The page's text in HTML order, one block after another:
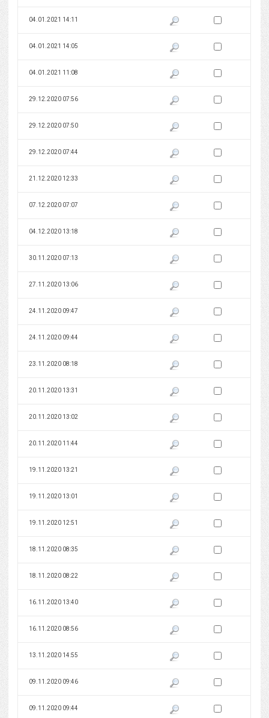
04.01.2021 14:11 Pokaż podgląd wersji z dnia
Zaznacz wersję do
04.01.2021 14:05 Pokaż podgląd wersji z dnia
Zaznacz wersję do
04.01.2021 11:08 Pokaż podgląd wersji z dnia
Zaznacz wersję do
29.12.2020 07:56 Pokaż podgląd wersji z dnia
Zaznacz wersję do
29.12.2020 07:50 Pokaż podgląd wersji z dnia
Zaznacz wersję do
29.12.2020 07:44 Pokaż podgląd wersji z dnia
Zaznacz wersję do
21.12.2020 12:33 Pokaż podgląd wersji z dnia
Zaznacz wersję do
07.12.2020 07:07 Pokaż podgląd wersji z dnia
Zaznacz wersję do
04.12.2020 13:18 Pokaż podgląd wersji z dnia
Zaznacz wersję do
30.11.2020 07:13 Pokaż podgląd wersji z dnia
Zaznacz wersję do
27.11.2020 13:06 Pokaż podgląd wersji z dnia
Zaznacz wersję do
24.11.2020 09:47 Pokaż podgląd wersji z dnia
Zaznacz wersję do
24.11.2020 09:44 Pokaż podgląd wersji z dnia
Zaznacz wersję do
23.11.2020 08:18 Pokaż podgląd wersji z dnia
Zaznacz wersję do
20.11.2020 13:31 Pokaż podgląd wersji z dnia
Zaznacz wersję do
20.11.2020 13:02 Pokaż podgląd wersji z dnia
Zaznacz wersję do
20.11.2020 11:44 Pokaż podgląd wersji z dnia
Zaznacz wersję do
19.11.2020 13:21 Pokaż podgląd wersji z dnia
Zaznacz wersję do
19.11.2020 13:01 Pokaż podgląd wersji z dnia
Zaznacz wersję do
19.11.2020 12:51 Pokaż podgląd wersji z dnia
Zaznacz wersję do
18.11.2020 08:35 Pokaż podgląd wersji z dnia
Zaznacz wersję do
18.11.2020 08:22 Pokaż podgląd wersji z dnia
Zaznacz wersję do
16.11.2020 13:40 Pokaż podgląd wersji z dnia
Zaznacz wersję do
16.11.2020 08:56 Pokaż podgląd wersji z dnia
Zaznacz wersję do
13.11.2020 14:55 Pokaż podgląd wersji z dnia
Zaznacz wersję do
09.11.2020 09:46 Pokaż podgląd wersji z dnia
Zaznacz wersję do
09.11.2020 09:44 Pokaż podgląd wersji z dnia
Zaznacz wersję do